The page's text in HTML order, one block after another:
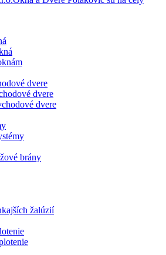
dvere
dvere
dvere
brány
žalúzií